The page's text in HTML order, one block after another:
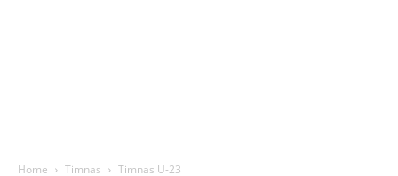
Home Timnas Timnas U-23